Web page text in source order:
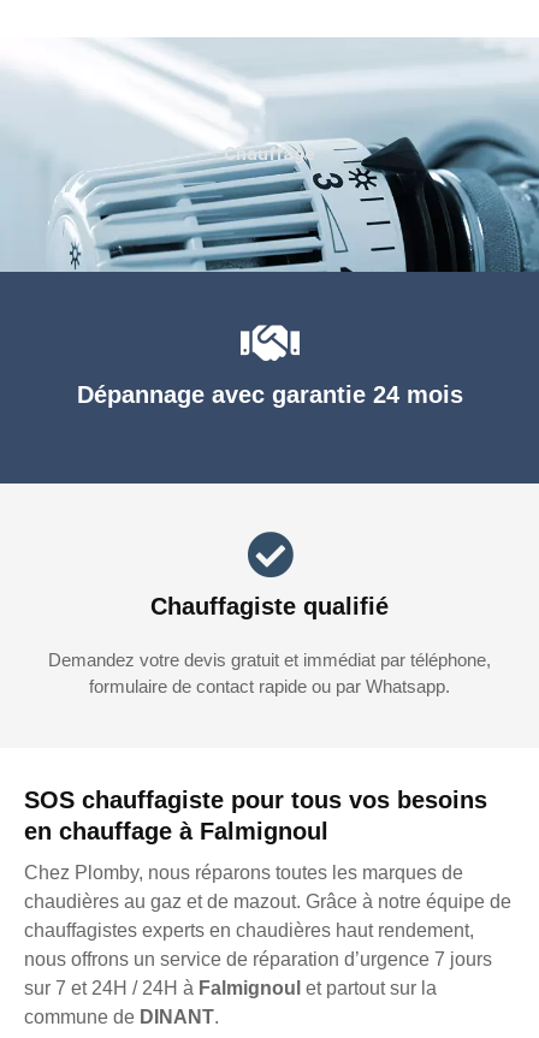
SOS chauffagiste pour tous vos besoins
en chauffage à Falmignoul
Chez Plomby, nous réparons toutes les marques de
chaudières au gaz et de mazout. Grâce à notre équipe de
chauffagistes experts en chaudières haut rendement,
nous offrons un service de réparation d’urgence 7 jours
sur 7 et 24H / 24H à Falmignoul et partout sur la
commune de DINANT.
Dépannage avec garantie 24 mois
Chauffagiste qualifié
Demandez votre devis gratuit et immédiat par téléphone,
formulaire de contact rapide ou par Whatsapp.
Chauffage